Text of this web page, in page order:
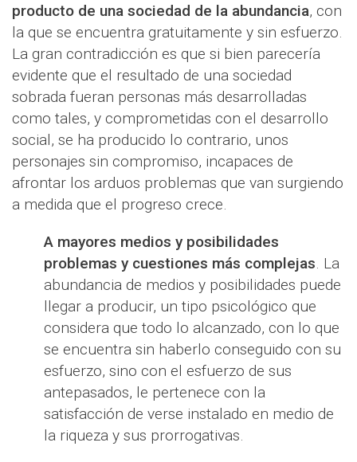
producto de una sociedad de la abundancia, con
la que se encuentra gratuitamente y sin esfuerzo.
La gran contradicción es que si bien parecería
evidente que el resultado de una sociedad
sobrada fueran personas más desarrolladas
como tales, y comprometidas con el desarrollo
social, se ha producido lo contrario, unos
personajes sin compromiso, incapaces de
afrontar los arduos problemas que van surgiendo
a medida que el progreso crece.
A mayores medios y posibilidades
problemas y cuestiones más complejas. La
abundancia de medios y posibilidades puede
llegar a producir, un tipo psicológico que
considera que todo lo alcanzado, con lo que
se encuentra sin haberlo conseguido con su
esfuerzo, sino con el esfuerzo de sus
antepasados, le pertenece con la
satisfacción de verse instalado en medio de
la riqueza y sus prorrogativas.